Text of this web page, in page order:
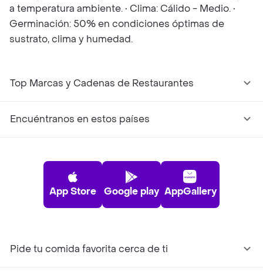
a temperatura ambiente. • Clima: Cálido - Medio. •
Germinación: 50% en condiciones óptimas de
sustrato, clima y humedad.
Top Marcas y Cadenas de Restaurantes
Encuéntranos en estos países
App Store Google play AppGallery
Pide tu comida favorita cerca de ti